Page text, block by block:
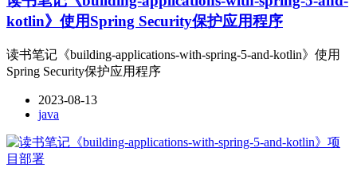
kotlin》使用Spring Security保护应用程序
读书笔记《building-applications-with-spring-5-and-kotlin》使用
Spring Security保护应用程序
2023-08-13
java